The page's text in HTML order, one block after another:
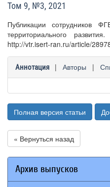
Том 9, №3, 2021
Публикации сотрудников
территориального
http://vtr.isert-ran.ru/article/
Аннотация | Авторы |
Полная версия статьи
« Вернуться назад
Архив выпусков